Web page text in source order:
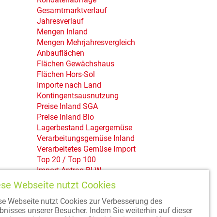
Webseite nutzt Cookies
Webseite nutzt Cookies zur Verbesserung des
unserer Besucher. Indem Sie weiterhin auf dieser
Gesamtmarktverlauf
Jahresverlauf
Mengen Inland
Mengen Mehrjahresvergleich
Anbauflächen
Flächen Gewächshaus
Flächen Hors-Sol
Importe nach Land
Kontingentsausnutzung
Preise Inland SGA
Preise Inland Bio
Lagerbestand Lagergemüse
Verarbeitungsgemüse Inland
Verarbeitetes Gemüse Import
Top 20 / Top 100
Import Antrag BLW